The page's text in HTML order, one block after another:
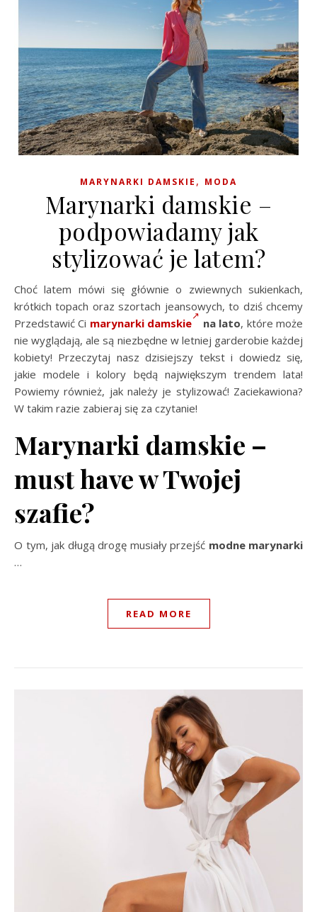
MARYNARKI DAMSKIE , MODA
Marynarki damskie –
podpowiadamy jak
stylizować je latem?
Choć latem mówi się głównie o zwiewnych sukienkach,
krótkich topach oraz szortach jeansowych, to dziś chcemy
Przedstawić Ci marynarki damskie na lato, które może
nie wyglądają, ale są niezbędne w letniej garderobie każdej
kobiety! Przeczytaj nasz dzisiejszy tekst i dowiedz się,
jakie modele i kolory będą największym trendem lata!
Powiemy również, jak należy je stylizować! Zaciekawiona?
W takim razie zabieraj się za czytanie!
Marynarki damskie –
must have w Twojej
szafie?
O tym, jak długą drogę musiały przejść modne marynarki
…
READ MORE